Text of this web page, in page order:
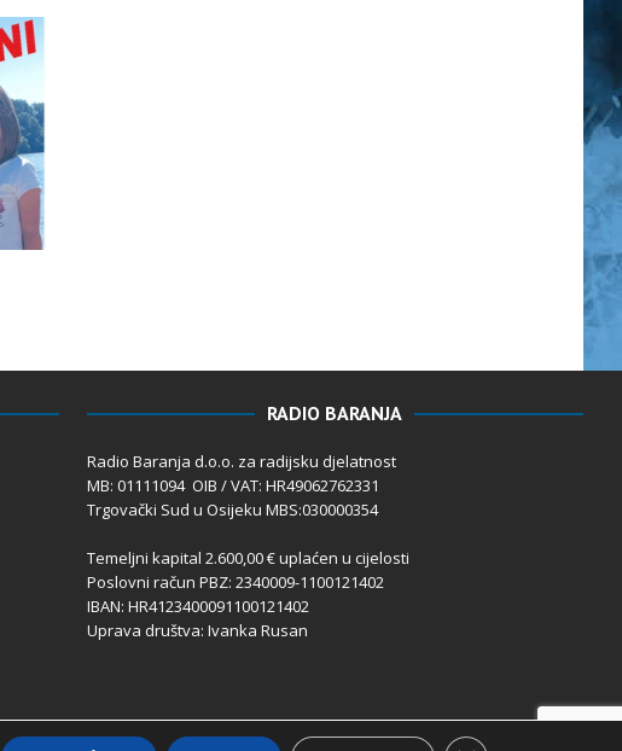
RADIO BARANJA
Radio Baranja d.o.o. za radijsku djelatnost
MB: 01111094 OIB / VAT: HR49062762331
Trgovački Sud u Osijeku MBS:030000354
Temeljni kapital 2.600,00 € uplaćen u cijelosti
Poslovni račun PBZ: 2340009-1100121402
IBAN: HR4123400091100121402
Uprava društva: Ivanka Rusan